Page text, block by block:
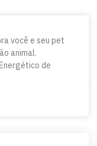
você e seu pet
animal.
de